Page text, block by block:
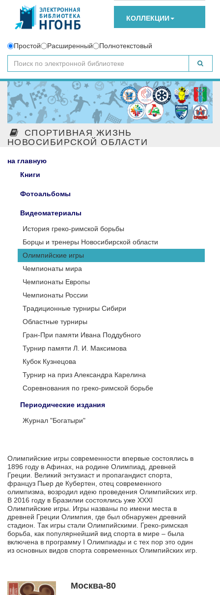
КОЛЛЕКЦИИ
Простой Расширенный Полнотекстовый
СПОРТИВНАЯ ЖИЗНЬ
НОВОСИБИРСКОЙ ОБЛАСТИ
на главную
Книги
Фотоальбомы
Видеоматериалы
История греко-римской борьбы
Борцы и тренеры Новосибирской области
Олимпийские игры
Чемпионаты мира
Чемпионаты Европы
Чемпионаты России
Традиционные турниры Сибири
Областные турниры
Гран-При памяти Ивана Поддубного
Турнир памяти Л. И. Максимова
Кубок Кузнецова
Турнир на приз Александра Карелина
Соревнования по греко-римской борьбе
Периодические издания
Журнал "Богатыри"
Олимпийские игры современности впервые состоялись в
1896 году в Афинах, на родине Олимпиад, древней
Греции. Великий энтузиаст и пропагандист спорта,
француз Пьер де Кубертен, отец современного
олимпизма, возродил идею проведения Олимпийских игр.
В 2016 году в Бразилии состоялись уже XXXI
Олимпийские игры. Игры названы по имени места в
древней Греции Олимпия, где был обнаружен древний
стадион. Так игры стали Олимпийскими. Греко-римская
борьба, как популярнейший вид спорта в мире – была
включена в программу I Олимпиады и с тех пор это один
из основных видов спорта современных Олимпийских игр.
Москва-80